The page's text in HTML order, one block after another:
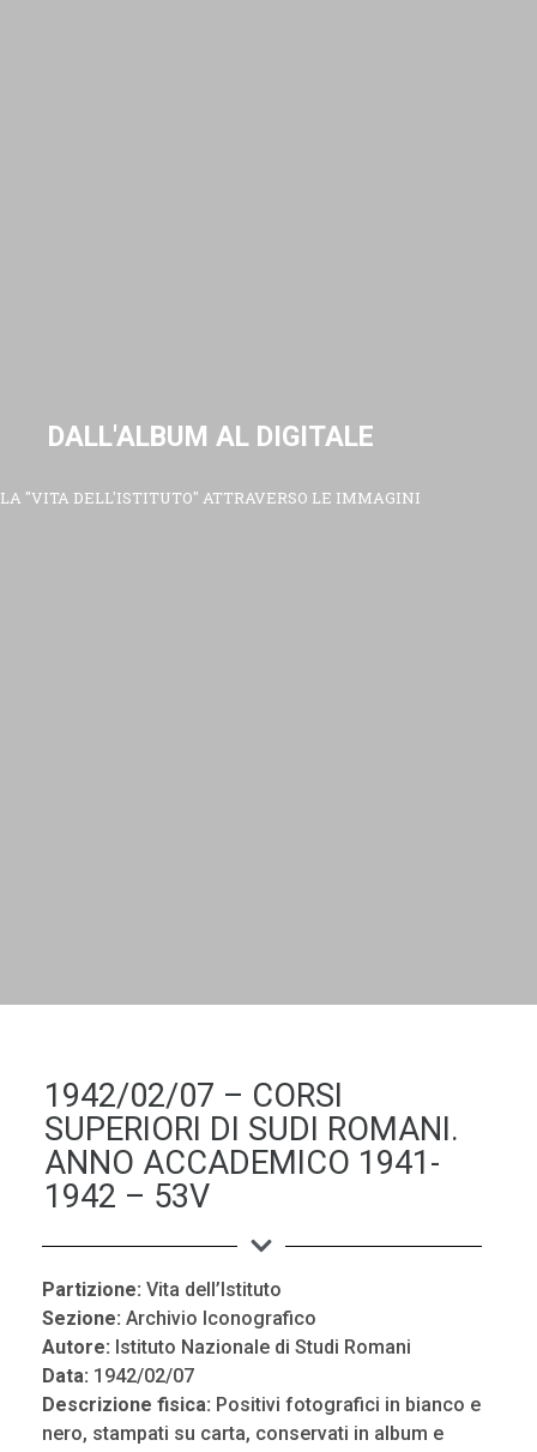
DALL'ALBUM AL DIGITALE
LA "VITA DELL'ISTITUTO" ATTRAVERSO LE IMMAGINI
LA "VITA DELL'ISTITUTO" ATTRAVERSO LE IMMAGINI
1942/02/07 – CORSI
SUPERIORI DI SUDI ROMANI.
ANNO ACCADEMICO 1941-
1942 – 53V
Partizione: Vita dell’Istituto
Sezione: Archivio Iconografico
Autore: Istituto Nazionale di Studi Romani
Data: 1942/02/07
Descrizione fisica: Positivi fotografici in bianco e
nero, stampati su carta, conservati in album e